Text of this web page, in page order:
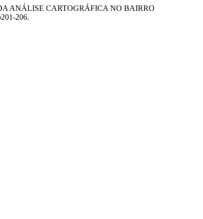
DA ANÁLISE CARTOGRÁFICA NO BAIRRO
206.